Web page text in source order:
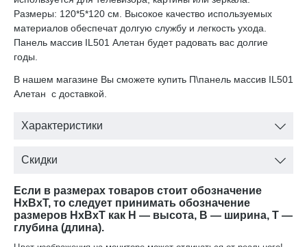
Размеры: 120*5*120 см. Высокое качество используемых
материалов обеспечат долгую службу и легкость ухода.
Панель массив IL501 Алетан будет радовать вас долгие
годы.
В нашем магазине Вы сможете купить П\панель массив IL501
Алетан с доставкой.
Характеристики
Скидки
Если в размерах товаров стоит обозначение
HxBxT, то следует принимать обозначение
размеров HxBxT как H — высота, B — ширина, T —
глубина (длина).